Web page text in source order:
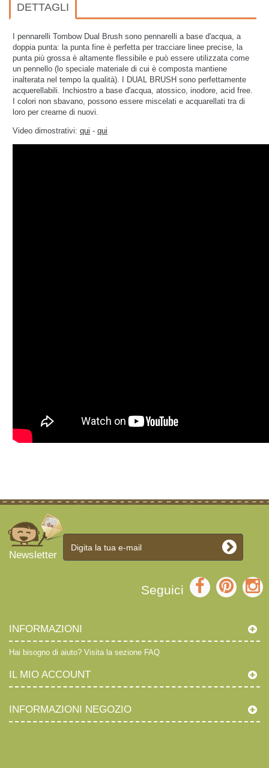
DETTAGLI
I pennarelli Tombow Dual Brush sono pennarelli a base d'acqua, a
doppia punta: la punta fine è perfetta per tracciare linee precise, la
punta più grossa è altamente flessibile e può essere utilizzata come
un pennello (lo speciale materiale di cui è composta mantiene
inalterata nel tempo la qualità). I DUAL BRUSH sono perfettamente
acquerellabili.
Inchiostro a base d'acqua, atossico, inodore, acid free.
I colori non sbavano, possono essere miscelati e acquarellati tra di
loro per crearne di nuovi.
Video dimostrativi: qui - qui
Newsletter
Seguici
INFORMAZIONI
Hai bisogno di aiuto? Visita la sezione FAQ
IL MIO ACCOUNT
INFORMAZIONI NEGOZIO